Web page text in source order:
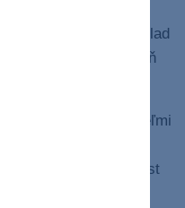
prijímate vo
– napríklad
mikroživiny. Zároveň
rastlinná strava. Veľmi
mäsa nahradíte.
(mrazená pizza či fast